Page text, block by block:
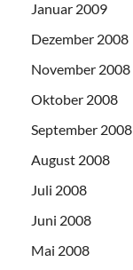
Januar 2009
Dezember 2008
November 2008
Oktober 2008
September 2008
August 2008
Juli 2008
Juni 2008
Mai 2008